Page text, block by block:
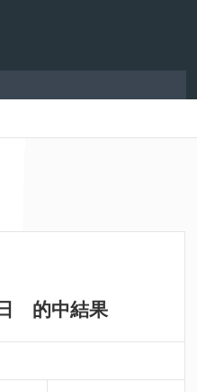
的中結果